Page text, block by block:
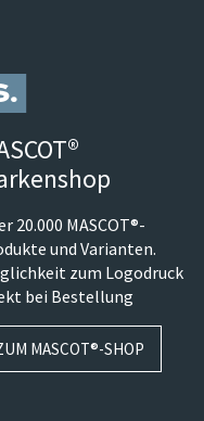
20.000 MASCOT®-
und Varianten.
zum Logodruck
bei Bestellung
MASCOT®-SHOP